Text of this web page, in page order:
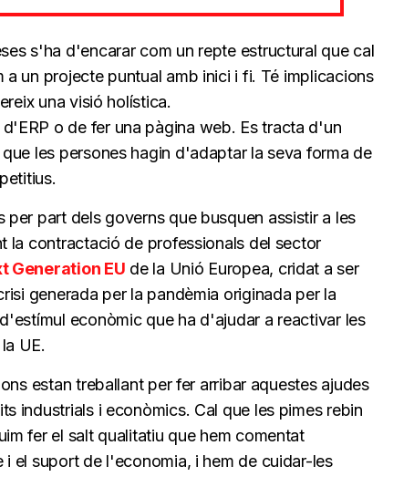
s'ha d'encarar com un repte estructural que cal
un projecte puntual amb inici i fi. Té implicacions
una visió holística.
o de fer una pàgina web. Es tracta d'un
les persones hagin d'adaptar la seva forma de
per part dels governs que busquen assistir a les
la contractació de professionals del sector
Generation EU de la Unió Europea, cridat a ser
generada per la pandèmia originada per la
econòmic que ha d'ajudar a reactivar les
UE.
estan treballant per fer arribar aquestes ajudes
industrials i econòmics. Cal que les pimes rebin
fer el salt qualitatiu que hem comentat
i el suport de l'economia, i hem de cuidar-les